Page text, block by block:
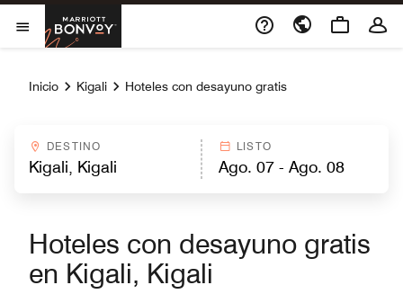
Skip to Content
Abrir el menú
Marriott Bonvoy
Inicio Kigali Hoteles con desayuno gratis
DESTINO LISTO
Hoteles con desayuno gratis
en Kigali, Kigali